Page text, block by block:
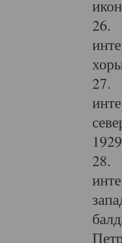
26.
27.
28.